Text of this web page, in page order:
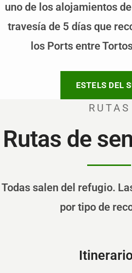
uno de los alojamientos
travesía de 5 días que
los Ports entre
ESTELS DEL
RUTAS
Rutas de
Todas salen del refugio.
por tipo de